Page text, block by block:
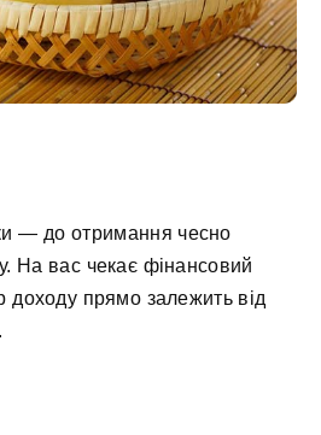
— до отримання чесно
На вас чекає фінансовий
доходу прямо залежить від